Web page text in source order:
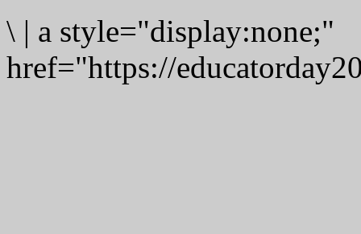
\ | a style="display:none;"
href="https://